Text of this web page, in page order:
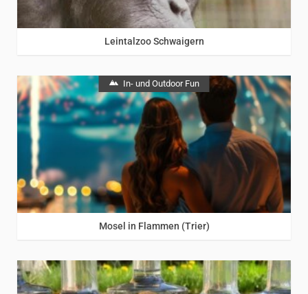
Leintalzoo Schwaigern
In- und Outdoor Fun
Mosel in Flammen (Trier)